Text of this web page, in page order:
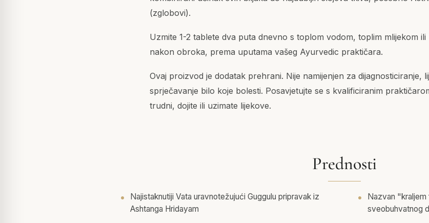
(zglobovi).
Uzmite 1-2 tablete dva puta dnevno s toplom vodom, toplim mlijekom ili
nakon obroka, prema uputama vašeg Ayurvedic praktičara.
Ovaj proizvod je dodatak prehrani. Nije namijenjen za dijagnosticiranje,
sprječavanje bilo koje bolesti. Posavjetujte se s kvalificiranim
trudni, dojite ili uzimate lijekove.
Prednosti
Najistaknutiji Vata uravnotežujući Guggulu pripravak iz
Ashtanga Hridayam
Nazvan
sveobuhvatnog